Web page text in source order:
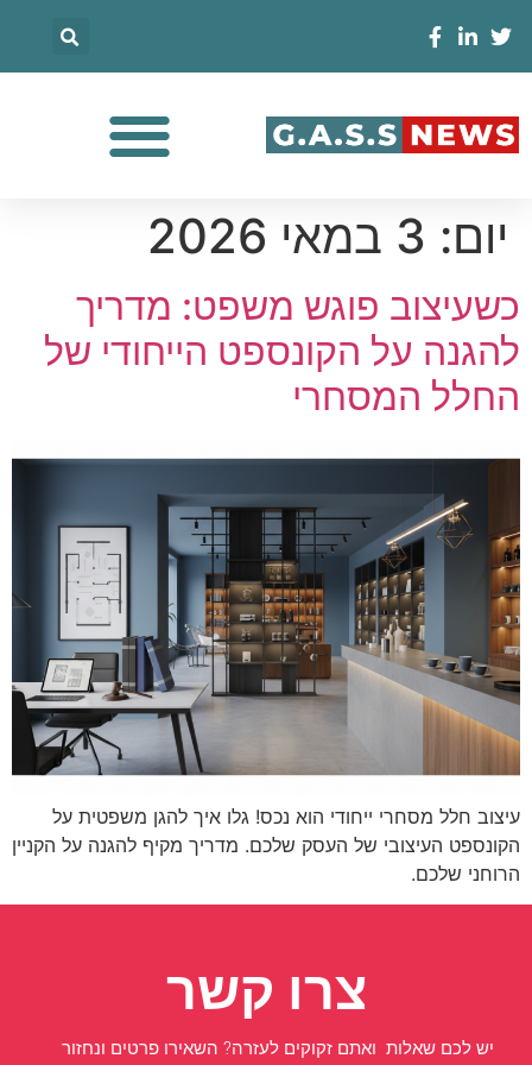
יום: 3 במאי 2026
כשעיצוב פוגש משפט: מדריך
להגנה על הקונספט הייחודי של
החלל המסחרי
עיצוב חלל מסחרי ייחודי הוא נכס! גלו איך להגן משפטית על
הקונספט העיצובי של העסק שלכם. מדריך מקיף להגנה על הקניין
הרוחני שלכם.
צרו קשר
יש לכם שאלות ואתם זקוקים לעזרה? השאירו פרטים ונחזור